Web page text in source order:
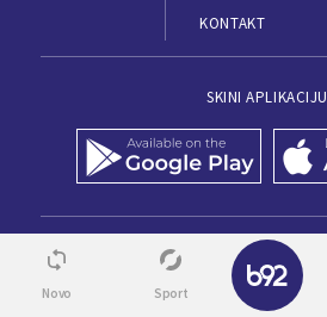
KONTAKT
SKINI APLIKACIJU
© 1995 - 2026, B92
Novo Sport
✕